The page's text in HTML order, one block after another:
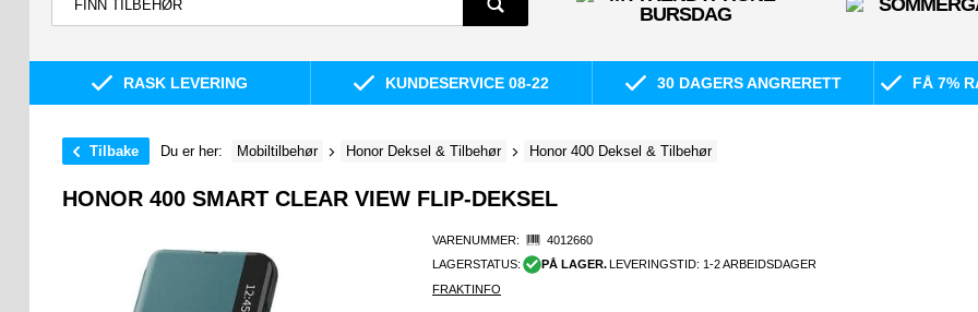
RASK LEVERING KUNDESERVICE 08-22 30 DAGERS ANGRERETT FÅ 7%
Tilbake Du er her: Mobiltilbehør Honor Deksel & Tilbehør Honor 400 Deksel & Tilbehør
HONOR 400 SMART CLEAR VIEW FLIP-DEKSEL
VARENUMMER:
4012660
LAGERSTATUS:
PÅ LAGER.
LEVERINGSTID: 1-2 ARBEIDSDAGER
FRAKTINFO